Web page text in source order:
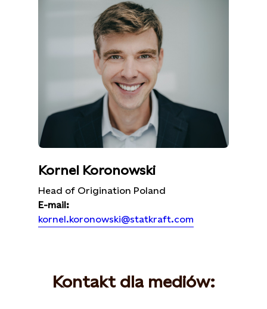
Kornel Koronowski
Head of Origination Poland
E-mail:
kornel.koronowski@statkraft.com
Kontakt dla mediów: